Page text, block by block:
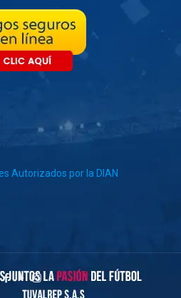
Autorizados por la DIAN